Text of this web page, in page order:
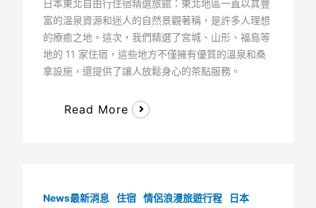
日本東北自由行住宿精選旅館：東北地區一直以其豐
富的溫泉資源和迷人的自然景觀著稱，是許多人理想
的療癒之地。這次，我們精選了宮城、山形、福島等
地的 11 家住宿，這些地方不僅擁有優質的溫泉和桑
拿設施，還提供了讓人放鬆身心的茶點服務。
Read More
News最新消息 住宿 情侶浪漫旅遊行程
日本